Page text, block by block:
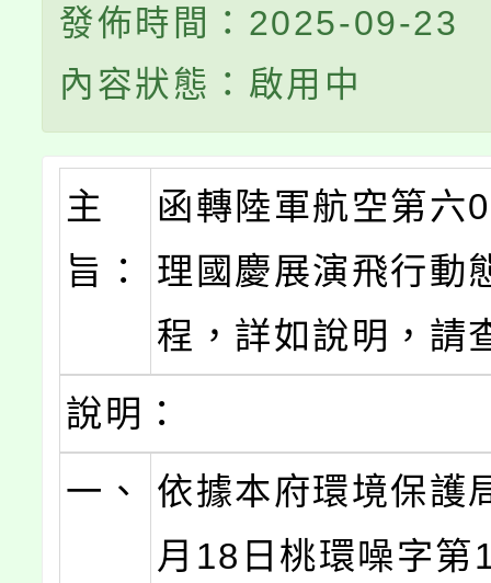
發佈時間：2025-09-23
內容狀態：啟用中
主
旨：
函轉陸軍航空第六
理國慶展演飛行動
程，詳如說明，請
說明：
一、
依據本府環境保護
月18日桃環噪字第